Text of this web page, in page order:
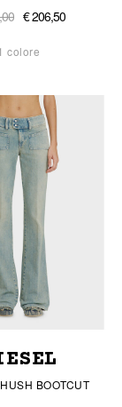
€ 206,50
colore
BOOTCUT